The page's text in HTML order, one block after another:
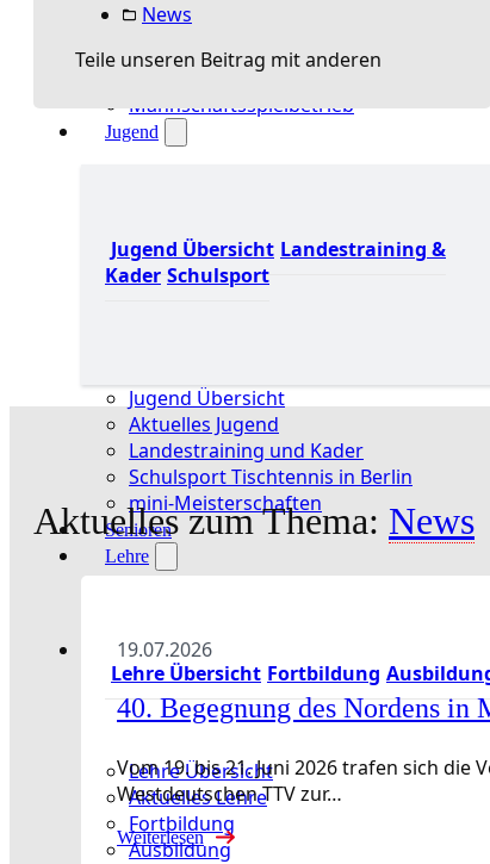
Weitere Verbandsturniere
Terminkalender
Turnierausrichtung
Mannschaftsspielbetrieb
Jugend
Jugend Übersicht Landestraining &
Kader Schulsport
Jugend Übersicht
Aktuelles Jugend
Landestraining und Kader
Schulsport Tischtennis in Berlin
mini-Meisterschaften
Senioren
Lehre
Lehre Übersicht Fortbildung
Lehre Übersicht
Aktuelles Lehre
Fortbildung
Ausbildung
News
Teile unseren Beitrag mit anderen
Aktuelles zum Thema: News
19.07.2026
40. Begegnung des Nordens in
Vom 19. bis 21. Juni 2026 trafen sich
Westdeutschen TTV zur…
Weiterlesen